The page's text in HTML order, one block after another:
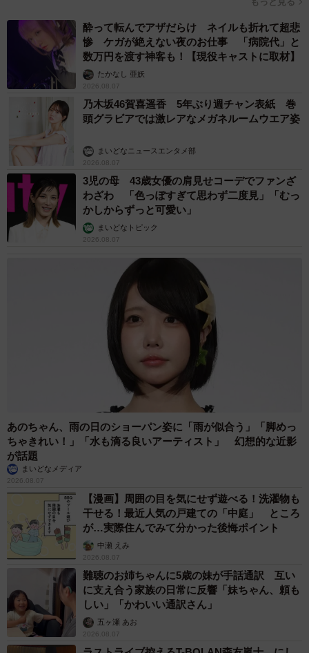
酔って転んでアザだらけ ネイルも折れて超悲
惨 ケガが絶えない夜のお仕事 「病院代」と
数万円を渡す神客も！【現役キャストに取材】
たかなし 亜妖
2026.08.07
乃木坂46賀喜遥香 5年ぶり週チャン表紙 巻
頭グラビアでは激レアなメガネルームウエア姿
まいどなニュースエンタメ部
2026.08.07
3児の母 43歳女優の肩見せコーデでファンざ
わざわ 「色っぽすぎて思わず二度見」「むっ
かしからずっと可愛い」
まいどなトピック
2026.08.07
あのちゃん、雨の日のショーパン姿に「雨が似合う」「脚めっ
ちゃきれい！」「水も滴る良いアーティスト」 幻想的な近影
が話題
まいどなメディア
2026.08.07
【漫画】周囲の目を気にせず遊べる！洗濯物も
干せる！最近人気の戸建ての「中庭」 ところ
が…実際住んでみて分かった後悔ポイント
中瀬 えみ
2026.08.07
難聴のお姉ちゃんに5歳の妹が手話通訳 互い
に支え合う家族の日常に反響「妹ちゃん、頼も
しい」「かわいい通訳さん」
五ヶ瀬 あお
2026.08.07